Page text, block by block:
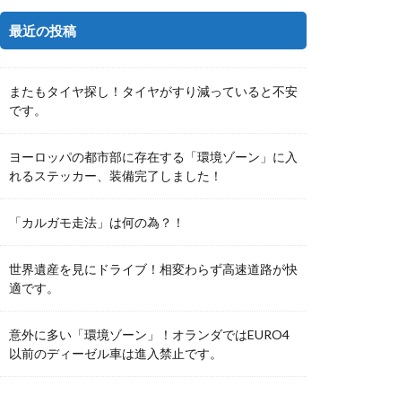
最近の投稿
またもタイヤ探し！タイヤがすり減っていると不安
です。
ヨーロッパの都市部に存在する「環境ゾーン」に入
れるステッカー、装備完了しました！
「カルガモ走法」は何の為？！
世界遺産を見にドライブ！相変わらず高速道路が快
適です。
意外に多い「環境ゾーン」！オランダではEURO4
以前のディーゼル車は進入禁止です。